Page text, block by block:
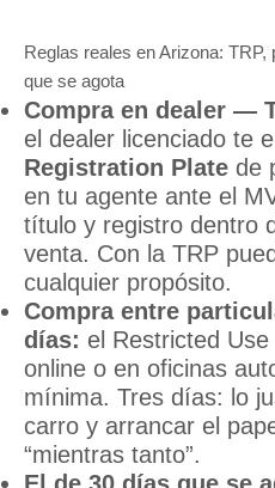
Reglas reales en Arizona:
que se agota
Compra en dealer —
el dealer licenciado te
Registration Plate de
en tu agente ante el
título y registro dentro
venta. Con la TRP
cualquier propósito.
Compra entre
días: el Restricted
online o en oficinas
mínima. Tres días: lo
carro y arrancar el
“mientras tanto”.